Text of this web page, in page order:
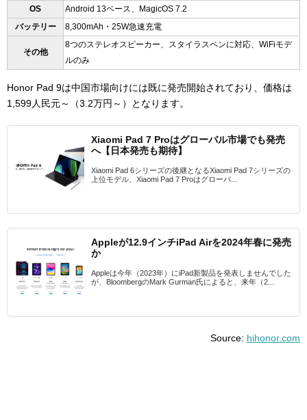
OS Android 13ベース、
MagicOS 7.2
バッテリー
8,300mAh・25W急速充電
その他
8つのステレオスピーカー、スタイラスペンに対応、WiFiモデ
ルのみ
Honor Pad 9は中国市場向けには既に発売開始されており、価格は
1,599人民元～（3.2万円～）となります。
Xiaomi Pad 7 Proはグローバル市場でも発売
へ【日本発売も期待】
Xiaomi Pad 6シリーズの後継となるXiaomi Pad 7シリーズの
上位モデル、Xiaomi Pad 7 Proはグローバ...
Appleが12.9インチiPad Airを2024年春に発売
か
Appleは今年（2023年）にiPad新製品を発表しませんでした
が、BloombergのMark Gurman氏によると、来年（2...
Source: hihonor.com